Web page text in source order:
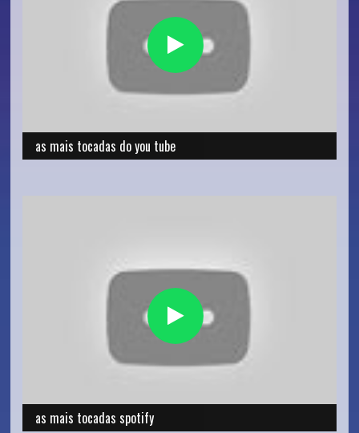
as mais tocadas do you tube
as mais tocadas spotify